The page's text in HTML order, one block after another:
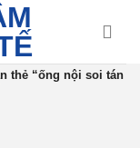
thẻ “ống nội soi tán